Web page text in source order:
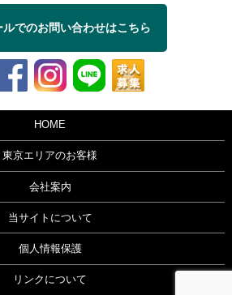
ルでのお問い合わせはこちら
HOME
東京エリアのお客様
会社案内
当サイトについて
個人情報保護
リンクについて